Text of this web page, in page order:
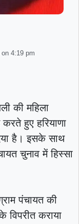
on 4:19 pm
की महिला
हुए हरियाणा
है। इसके साथ
चुनाव में हिस्सा
पंचायत की
कराया